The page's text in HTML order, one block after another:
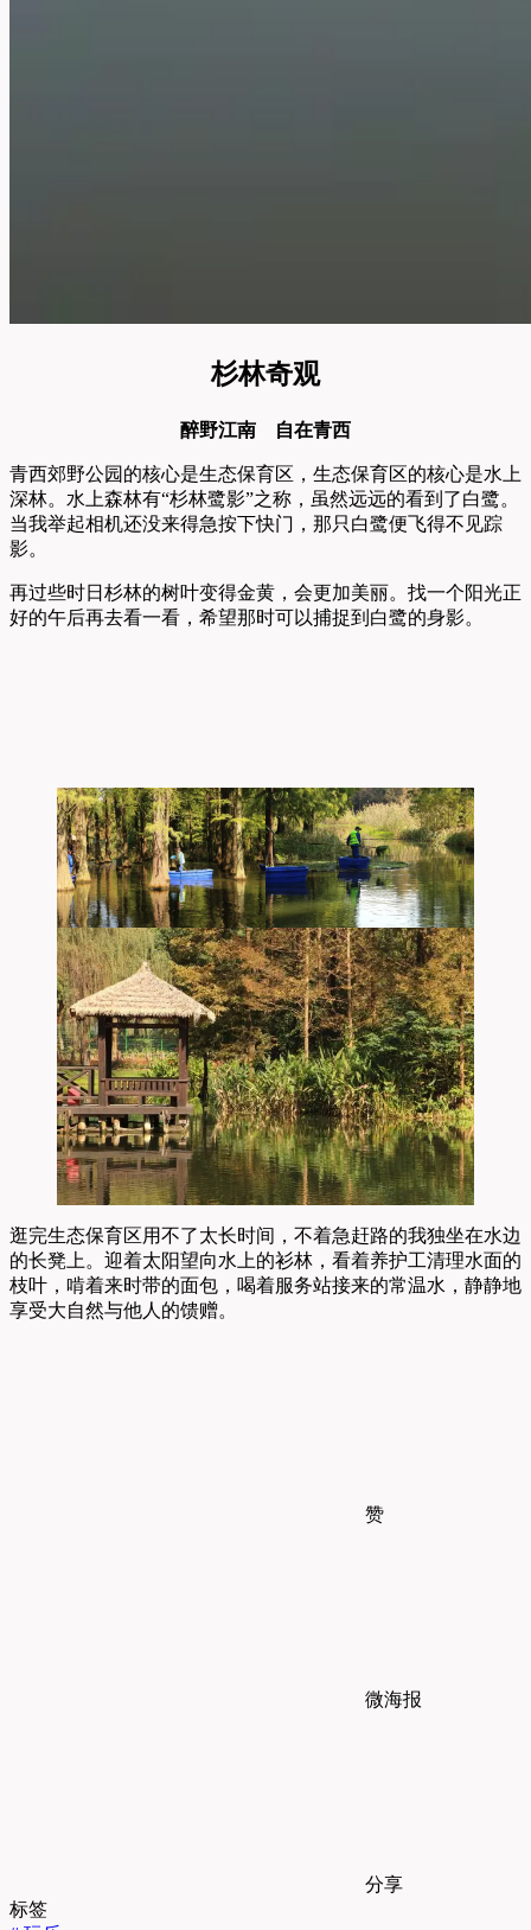
杉林奇观
醉野江南 自在青西
青西郊野公园的核心是生态保育区，生态保育区的核心是水上
深林。水上森林有“杉林鹭影”之称，虽然远远的看到了白鹭。
当我举起相机还没来得急按下快门，那只白鹭便飞得不见踪
影。
再过些时日杉林的树叶变得金黄，会更加美丽。找一个阳光正
好的午后再去看一看，希望那时可以捕捉到白鹭的身影。
逛完生态保育区用不了太长时间，不着急赶路的我独坐在水边
的长凳上。迎着太阳望向水上的衫林，看着养护工清理水面的
枝叶，啃着来时带的面包，喝着服务站接来的常温水，静静地
享受大自然与他人的馈赠。
赞
微海报
分享
标签